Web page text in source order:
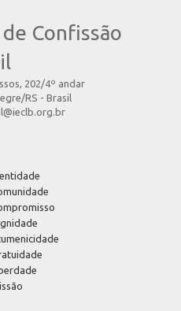
Confissão
202/4º andar
RS - Brasil